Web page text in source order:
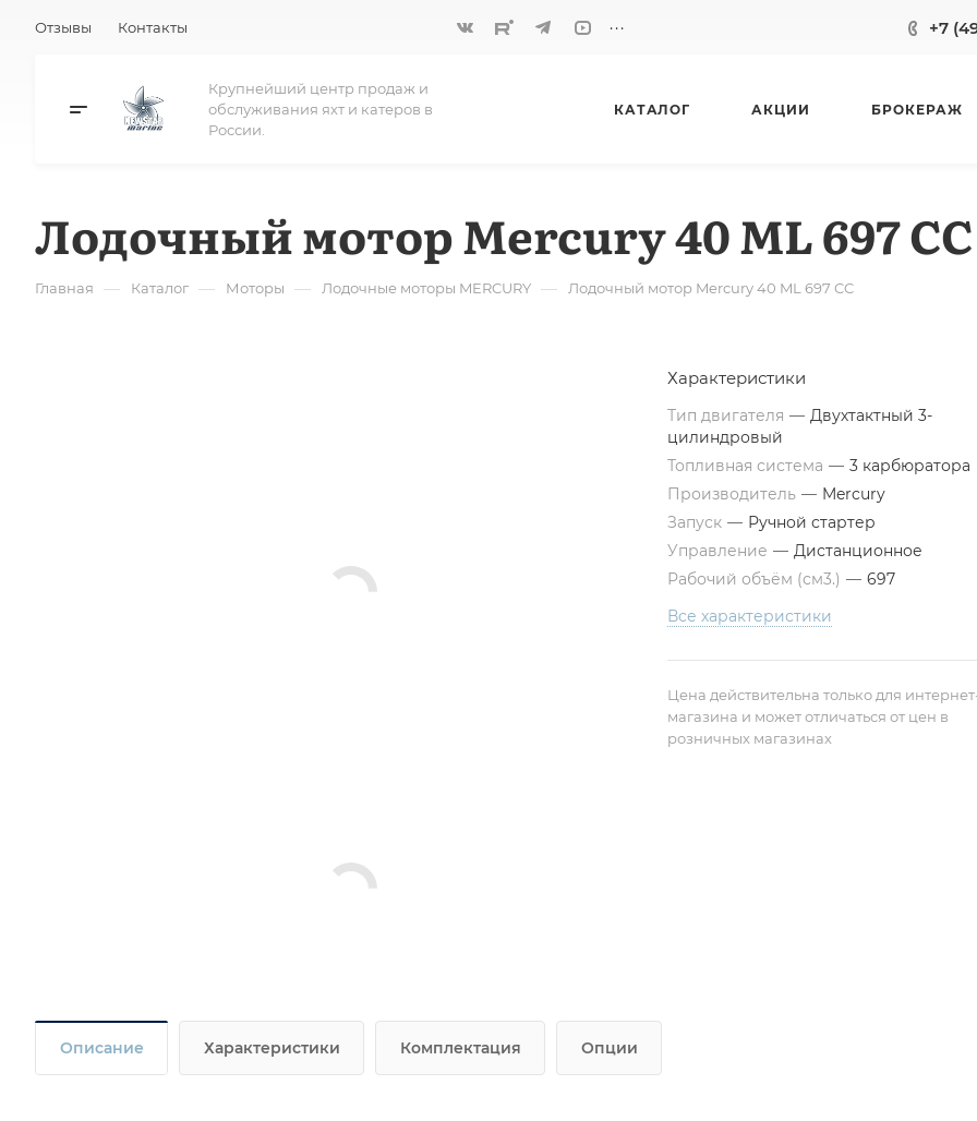
Отзывы Контакты ... +7
Крупнейший центр продаж и
обслуживания яхт и катеров в
России.
КАТАЛОГ АКЦИИ БРОКЕРАЖ
Лодочный мотор Mercury 40 ML 697 CC
Главная — Каталог — Моторы — Лодочные моторы MERCURY — Лодочный мотор Mercury 40 ML 697 CC
Характеристики
Тип двигателя — Двухтактный 3-
цилиндровый
Топливная система — 3 карбюратора
Производитель — Mercury
Запуск — Ручной стартер
Управление — Дистанционное
Рабочий объём (см3.) — 697
Все характеристики
Цена действительна только для
магазина и может отличаться от цен в
розничных магазинах
Описание Характеристики Комплектация Опции